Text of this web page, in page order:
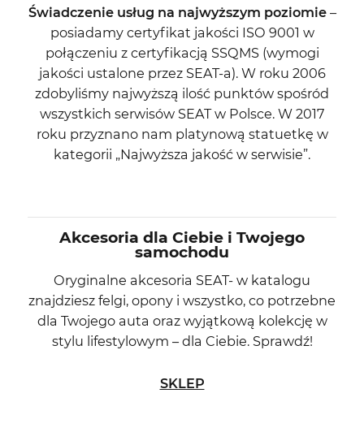
Świadczenie usług na najwyższym poziomie–
posiadamy certyfikat jakości ISO 9001 w
połączeniu z certyfikacją SSQMS (wymogi
jakości ustalone przez SEAT-a). W roku 2006
zdobyliśmy najwyższą ilość punktów spośród
wszystkich serwisów SEAT w Polsce. W 2017
roku przyznano nam platynową statuetkę w
kategorii „Najwyższa jakość w serwisie”.
Akcesoria dla Ciebie i Twojego
samochodu
Oryginalne akcesoria SEAT- w katalogu
znajdziesz felgi, opony i wszystko, co potrzebne
dla Twojego auta oraz wyjątkową kolekcję w
stylu lifestylowym – dla Ciebie. Sprawdź!
SKLEP